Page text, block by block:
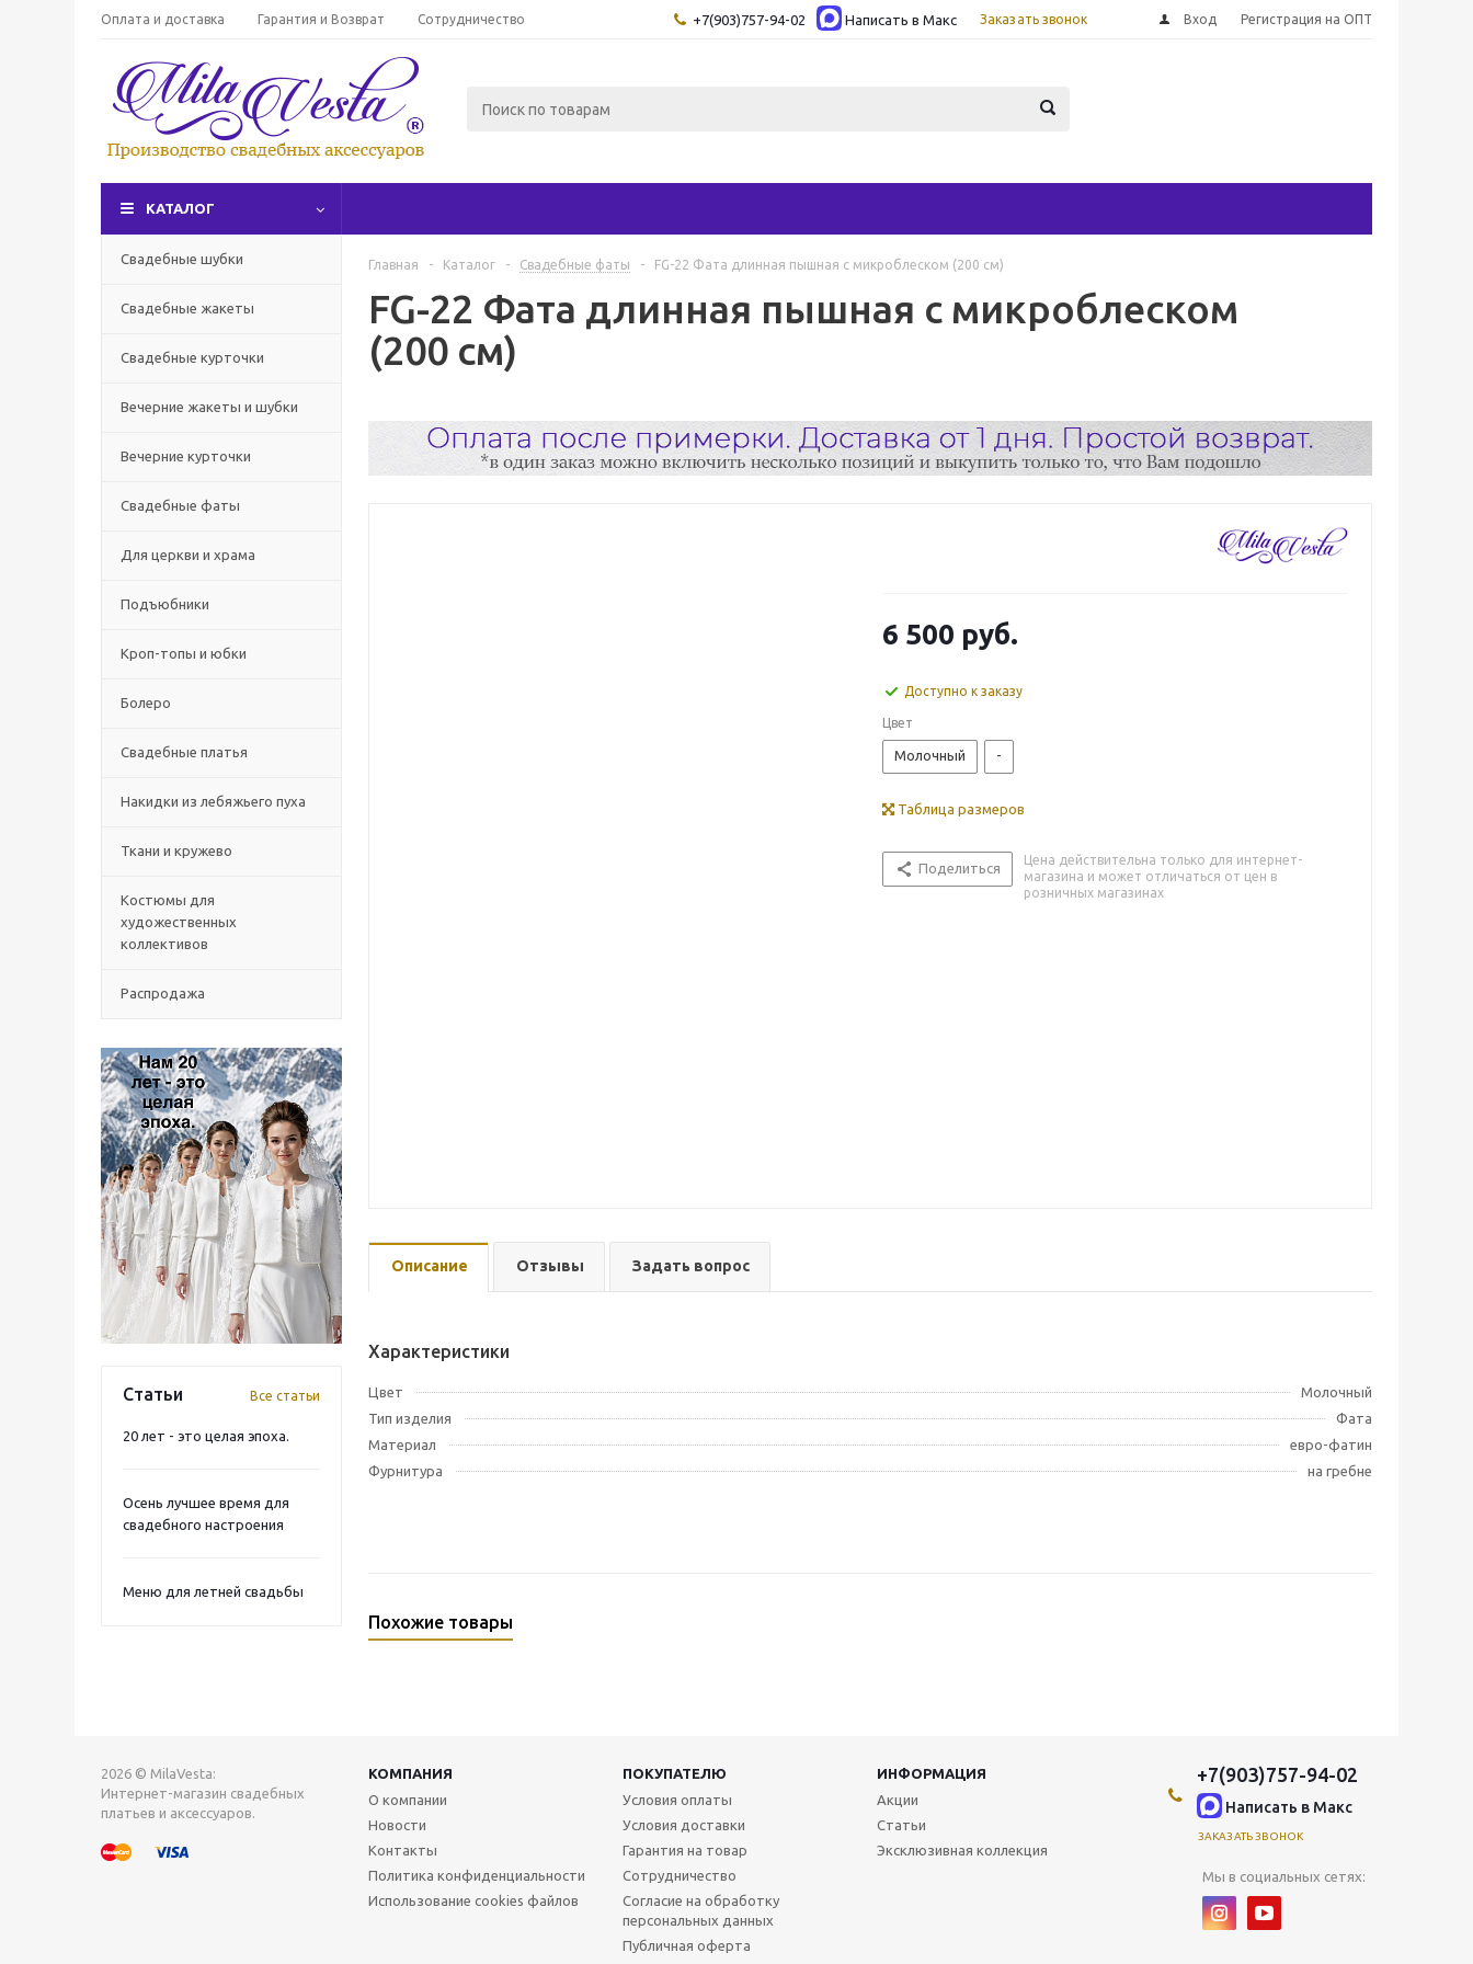
Оплата и доставка Гарантия и Возврат Сотрудничество +7(903)757-94-02 Написать в Maкс Заказать звонок Вход Регистрация на ОПТ
КАТАЛОГ
Свадебные шубки
Свадебные жакеты
Свадебные курточки
Вечерние жакеты и шубки
Вечерние курточки
Свадебные фаты
Для церкви и храма
Подъюбники
Кроп-топы и юбки
Болеро
Свадебные платья
Накидки из лебяжьего пуха
Ткани и кружево
Костюмы для
художественных
коллективов
Распродажа
Статьи Все статьи
20 лет - это целая эпоха.
Осень лучшее время для
свадебного настроения
Меню для летней свадьбы
Главная - Каталог - Свадебные фаты - FG-22 Фата длинная пышная с микроблеском (200 см)
FG-22 Фата длинная пышная с микроблеском
(200 см)
6 500 руб.
Доступно к заказу
Цвет
Молочный -
Таблица размеров
Поделиться
Цена действительна только для интернет-
магазина и может отличаться от цен в
розничных магазинах
Описание Отзывы Задать вопрос
Характеристики
Цвет
Молочный
Тип изделия
Фата
Материал
евро-фатин
Фурнитура
на гребне
Похожие товары
2026 © MilaVesta:
Интернет-магазин свадебных
платьев и аксессуаров.
КОМПАНИЯ ПОКУПАТЕЛЮ
ИНФОРМАЦИЯ
О компании
Новости
Контакты
Политика конфиденциальности
Использование cookies файлов
Условия оплаты
Условия доставки
Гарантия на товар
Сотрудничество
Согласие на обработку
персональных данных
Публичная оферта
Акции
Статьи
Эксклюзивная коллекция
+7(903)757-94-02
Написать в Maкс
ЗАКАЗАТЬ ЗВОНОК
Мы в социальных сетях: